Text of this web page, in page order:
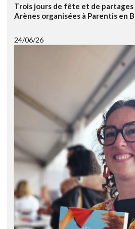
Trois jours de fête et de partages
Arènes organisées à Parentis en
24/06/26